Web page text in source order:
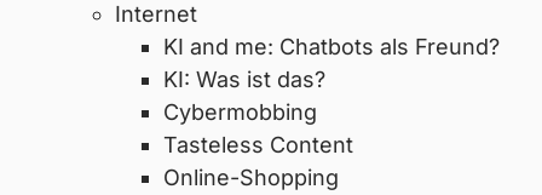
Internet
KI and me: Chatbots als Freund?
KI: Was ist das?
Cybermobbing
Tasteless Content
Online-Shopping